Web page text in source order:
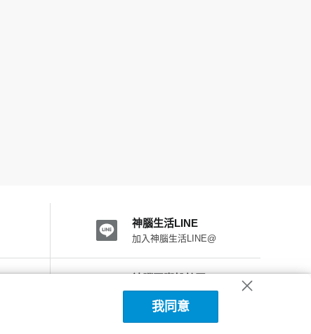
神腦生活LINE
加入神腦生活LINE@
加入FB粉絲團
我同意